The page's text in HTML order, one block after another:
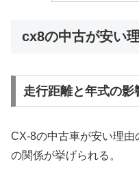
cx8の中古が安い
走行距離と年式の影
CX-8の中古車が安い理
の関係が挙げられる。